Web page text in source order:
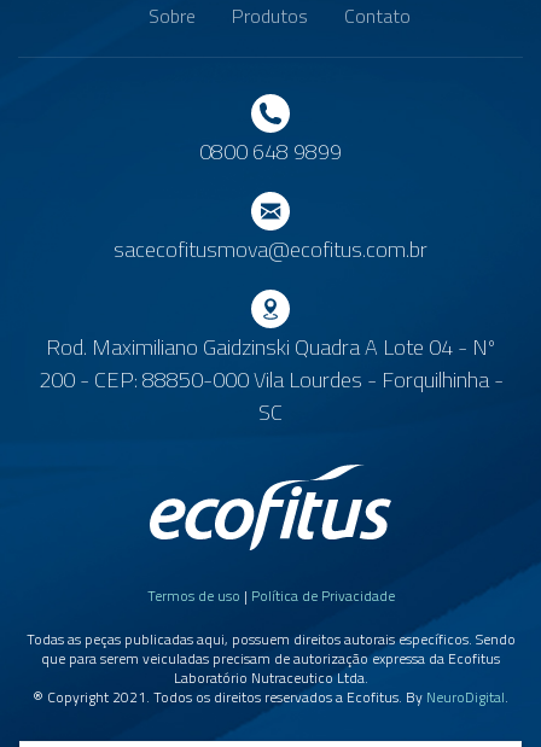
Sobre Produtos Contato
0800 648 9899
sacecofitusmova@ecofitus.com.br
Rod. Maximiliano Gaidzinski Quadra A Lote 04 - Nº
200 - CEP: 88850-000 Vila Lourdes - Forquilhinha -
SC
Termos de uso | Política de Privacidade
Todas as peças publicadas aqui, possuem direitos autorais específicos. Sendo
que para serem veiculadas precisam de autorização expressa da Ecofitus
Laboratório Nutraceutico Ltda.
® Copyright 2021. Todos os direitos reservados a Ecofitus. By NeuroDigital.